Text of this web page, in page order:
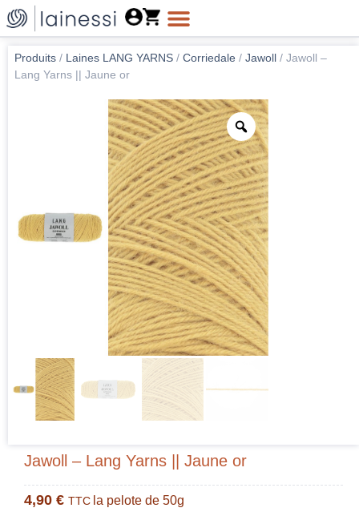
Produits / Laines LANG YARNS / Corriedale / Jawoll / Jawoll –
Lang Yarns || Jaune or
Jawoll – Lang Yarns || Jaune or
4,90 € TTC la pelote de 50g